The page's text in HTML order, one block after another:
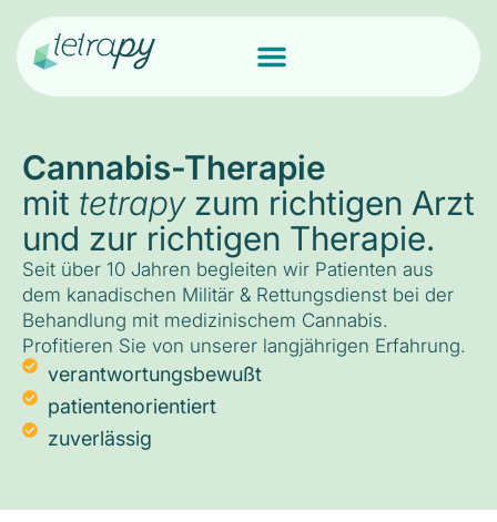
Cannabis-Therapie
mit tetrapyzum richtigen Arzt
und zur richtigen Therapie.
Seit über 10 Jahren begleiten wir Patienten aus
dem kanadischen Militär & Rettungsdienst bei der
Behandlung mit medizinischem Cannabis.
Profitieren Sie von unserer langjährigen Erfahrung.
verantwortungsbewußt
patientenorientiert
zuverlässig